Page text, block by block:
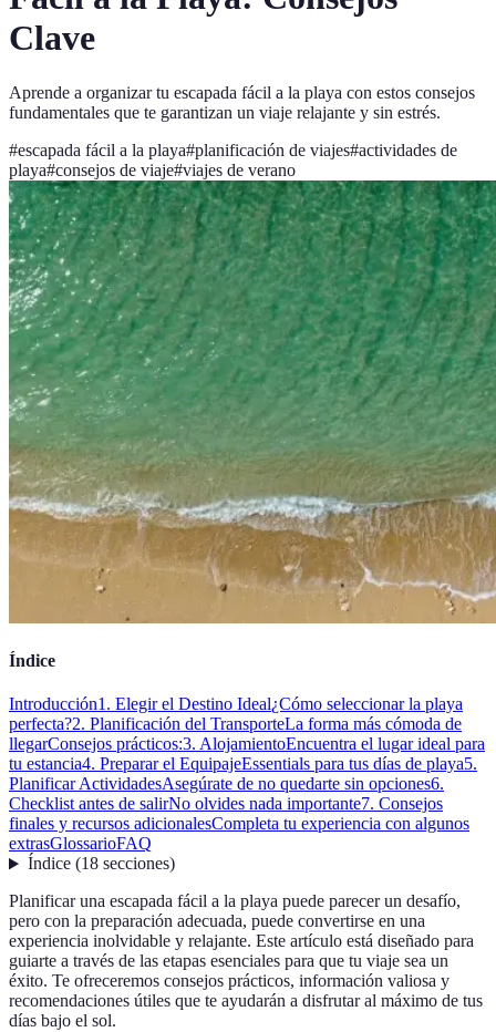
Clave
Aprende a organizar tu escapada fácil a la playa con estos consejos
fundamentales que te garantizan un viaje relajante y sin estrés.
#escapada fácil a la playa#planificación de viajes#actividades de
playa#consejos de viaje#viajes de verano
Índice
Introducción1. Elegir el Destino Ideal¿Cómo seleccionar la playa
perfecta?2. Planificación del TransporteLa forma más cómoda de
llegarConsejos prácticos:3. AlojamientoEncuentra el lugar ideal para
tu estancia4. Preparar el EquipajeEssentials para tus días de playa5.
Planificar ActividadesAsegúrate de no quedarte sin opciones6.
Checklist antes de salirNo olvides nada importante7. Consejos
finales y recursos adicionalesCompleta tu experiencia con algunos
extrasGlossarioFAQ
Índice(18 secciones)
Planificar una escapada fácil a la playa puede parecer un desafío,
pero con la preparación adecuada, puede convertirse en una
experiencia inolvidable y relajante. Este artículo está diseñado para
guiarte a través de las etapas esenciales para que tu viaje sea un
éxito. Te ofreceremos consejos prácticos, información valiosa y
recomendaciones útiles que te ayudarán a disfrutar al máximo de tus
días bajo el sol.